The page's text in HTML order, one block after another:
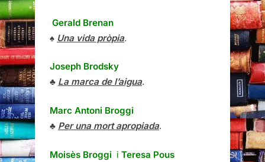
Gerald Brenan
♠ Una vida pròpia.
Joseph Brodsky
♣ La marca de l’aigua.
Marc Antoni Broggi
♣ Per una mort apropiada.
Moisès Broggi i Teresa Pous